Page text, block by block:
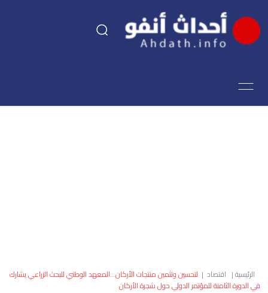
اقتصاد
العالم الرئيسية| اقتصاد | لتحسين وتثمين منتجات الأركان…المعهد الوطني للبحث الزراعي يشارك
في الدورة الثامنة للمؤتمر الدولي حول شجرة الأركان